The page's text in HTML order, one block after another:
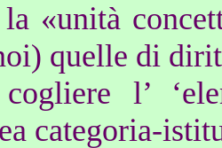
la «unità
quelle di
l’
categoria-